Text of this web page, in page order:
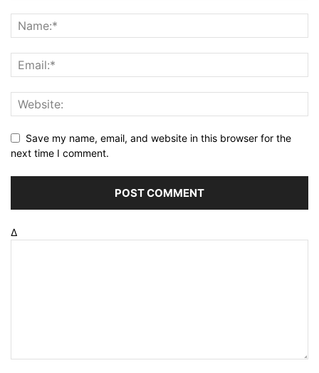
Save my name, email, and website in this browser for the
next time I comment.
Δ